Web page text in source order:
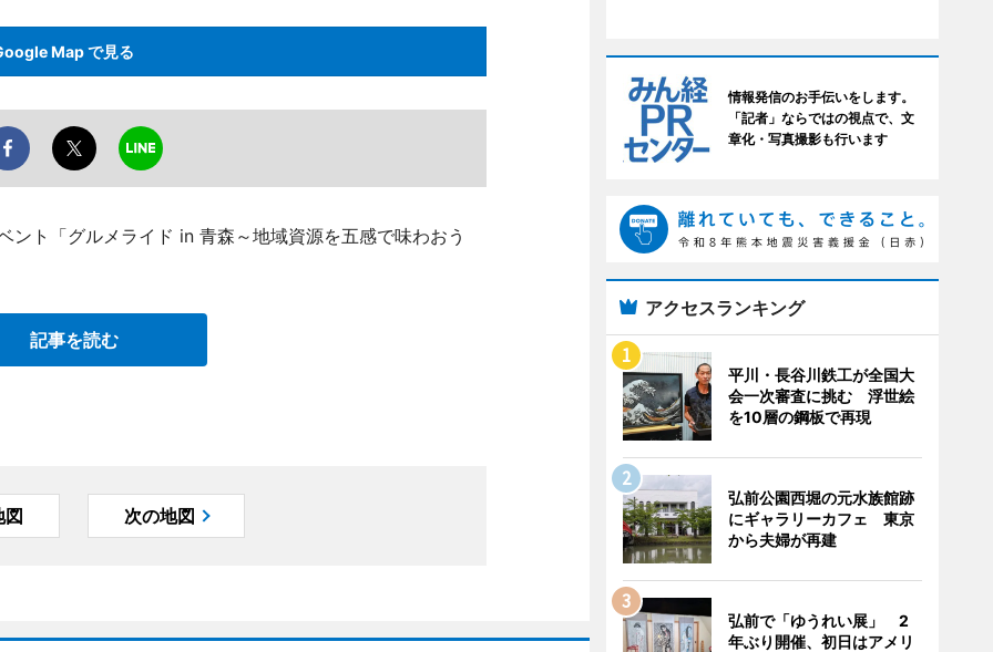
Map で見る
ト「グルメライド in 青森～地域資源を五感で味わおう
記事を読む
図 次の地図
情報発信のお手伝いをします。
「記者」ならではの視点で、文
章化・写真撮影も行います
アクセスランキング
平川・長谷川鉄工が全国大
会一次審査に挑む 浮世絵
を10層の鋼板で再現
弘前公園西堀の元水族館跡
にギャラリーカフェ 東京
から夫婦が再建
弘前で「ゆうれい展」 2
年ぶり開催、初日はアメリ